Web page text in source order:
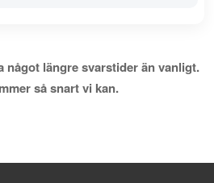
något längre svarstider än vanligt.
så snart vi kan.